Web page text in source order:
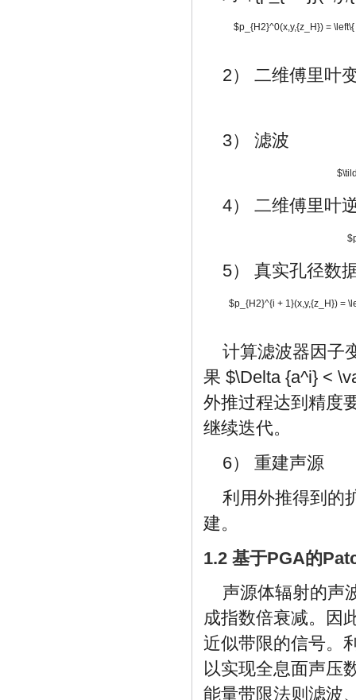
$p_{H2}^0(x,y,{z_H}) =
2） 二维傅里叶
3） 滤波
4） 二维傅里叶
5） 真实孔径数
$p_{H2}^{i + 1}(x,y,{z_H}) =
计算滤波器因子
果 $\Delta {a^i} <
外推过程达到精度
继续迭代。
6） 重建声源
利用外推得到的
建。
1.2 基于PGA的
声源体辐射的声
成指数倍衰减。因
近似带限的信号。
以实现全息面声压
能量带限法则滤波